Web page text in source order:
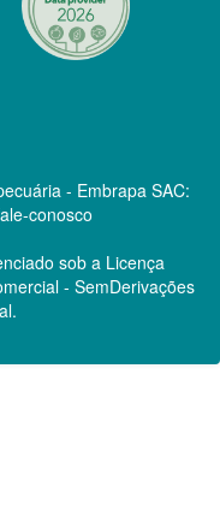
- Embrapa SAC:
conosco
sob a Licença
- SemDerivações